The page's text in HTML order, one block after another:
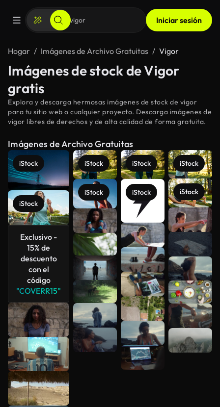
Iniciar sesión
Hogar Imágenes de Archivo Gratuitas Vigor
Imágenes de stock de Vigor
gratis
Explora y descarga hermosas imágenes de stock de vigor
para tu sitio web o cualquier proyecto. Descarga imágenes de
vigor libres de derechos y de alta calidad de forma gratuita.
Imágenes de Archivo Gratuitas
iStock
iStock
Exclusivo -
15% de
descuento
con el
código
"COVERR15"
iStock
iStock
iStock
iStock
iStock
iStock
Ver más